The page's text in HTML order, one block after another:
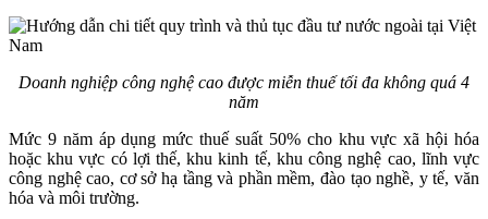
Doanh nghiệp công nghệ cao được miễn thuế tối đa không quá 4
năm
Mức 9 năm áp dụng mức thuế suất 50% cho khu vực xã hội hóa
hoặc khu vực có lợi thế, khu kinh tế, khu công nghệ cao, lĩnh vực
công nghệ cao, cơ sở hạ tầng và phần mềm, đào tạo nghề, y tế, văn
hóa và môi trường.